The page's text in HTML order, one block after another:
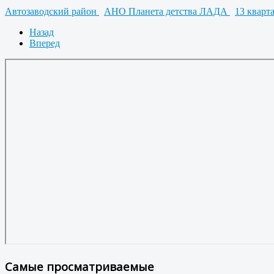
Автозаводский район АНО Планета детства ЛАДА
13
Назад
Вперед
Самые просматриваемые